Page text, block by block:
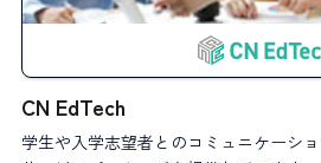
CN EdTech
学生や入学志望者とのコミュニケーシ